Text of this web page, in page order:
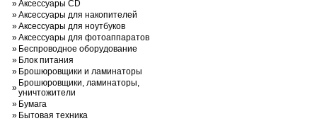
»Аксессуары CD
»Аксессуары для накопителей
»Аксессуары для ноутбуков
»Аксессуары для фотоаппаратов
» Беспроводное оборудование
» Блок питания
» Брошюровщики и ламинаторы
» Брошюровщики, ламинаторы,
уничтожители
» Бумага
» Бытовая техника